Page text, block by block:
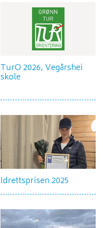
TurO 2026, Vegårshei
skole
Idrettsprisen 2025